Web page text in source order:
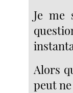
Je me
Alors
peut